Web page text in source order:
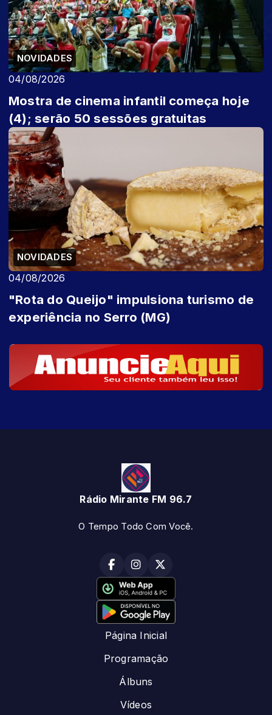
NOVIDADES
04/08/2026
Mostra de cinema infantil começa hoje
(4); serão 50 sessões gratuitas
NOVIDADES
04/08/2026
"Rota do Queijo" impulsiona turismo de
experiência no Serro (MG)
Rádio Mirante FM 96.7
O Tempo Todo Com Você.
Página Inicial
Programação
Álbuns
Vídeos